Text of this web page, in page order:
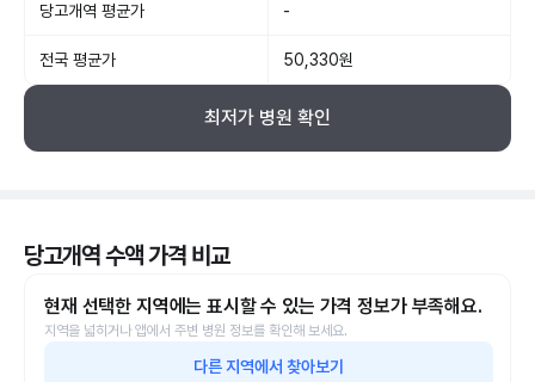
당고개역 평균가 -
전국 평균가 50,330원
최저가 병원 확인
당고개역 수액 가격 비교
현재 선택한 지역에는 표시할 수 있는 가격 정보가 부족해요.
지역을 넓히거나 앱에서 주변 병원 정보를 확인해 보세요.
다른 지역에서 찾아보기